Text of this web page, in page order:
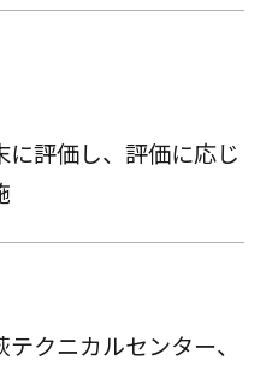
評価し、評価に応じ
クニカルセンター、